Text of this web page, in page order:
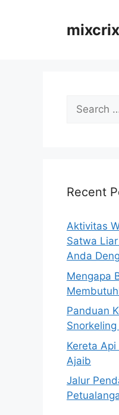
Search
for:
Recent
Aktivitas
Satwa
Anda
Mengapa
Panduan
Kereta
Ajaib
Jalur